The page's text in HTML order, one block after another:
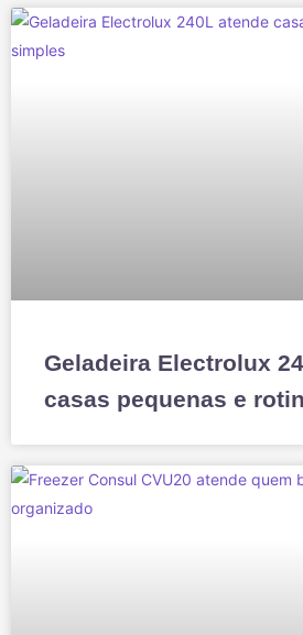
Geladeira Electrolux
casas pequenas e